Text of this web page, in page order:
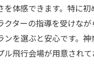
向け神奈川県のドローン
ーン初心者が押さえる
第一で行うドローン練
てのドローン練習場所
を体感できます。特に
クターの指導を受けな
ンを選ぶと安心です。
ル飛行会場が用意され